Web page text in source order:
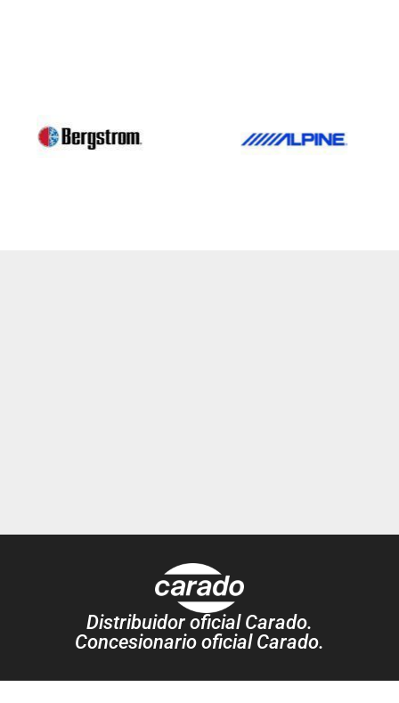
Distribuidor oficial Carado.
Concesionario oficial Carado.